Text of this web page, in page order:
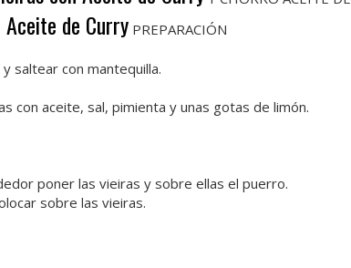
Aceite de Curry PREPARACIÓN
saltear con mantequilla.
con aceite, sal, pimienta y unas gotas de limón.
poner las vieiras y sobre ellas el puerro.
sobre las vieiras.